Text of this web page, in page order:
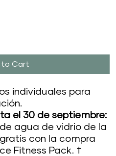
to Cart
individuales para
el 30 de septiembre:
agua de vidrio de la
con la compra
Fitness Pack. †